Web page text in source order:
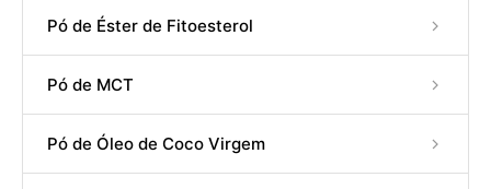
Pó de Éster de Fitoesterol
Pó de MCT
Pó de Óleo de Coco Virgem